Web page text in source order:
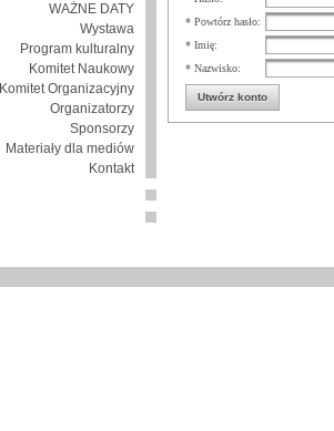
WAŻNE DATY
Wystawa
Program kulturalny
Komitet Naukowy
Komitet Organizacyjny
Organizatorzy
Sponsorzy
Materiały dla mediów
Kontakt
* Powtórz hasło:
* Imię:
* Nazwisko:
Utwórz konto